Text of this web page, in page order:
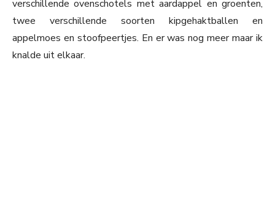
verschillende ovenschotels met aardappel en groenten,
twee verschillende soorten kipgehaktballen en
appelmoes en stoofpeertjes. En er was nog meer maar ik
knalde uit elkaar.